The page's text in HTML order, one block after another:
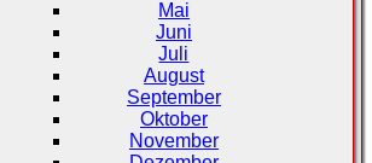
Mai
Juni
Juli
August
September
Oktober
November